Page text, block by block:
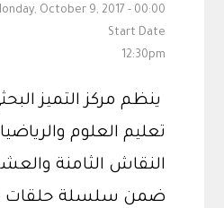
October 9, 2017 - 00:00
Start Date
12:30pm
ينظم مركز التميز
تعليم العلوم
النقاش الثامنة
ضمن سلسلة حلقات